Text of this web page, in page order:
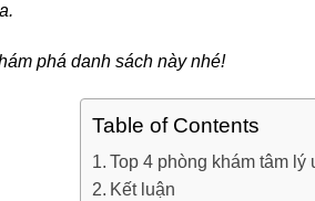
phá danh sách này nhé!
Table of Contents
Top 4 phòng khám tâm lý
Kết luận